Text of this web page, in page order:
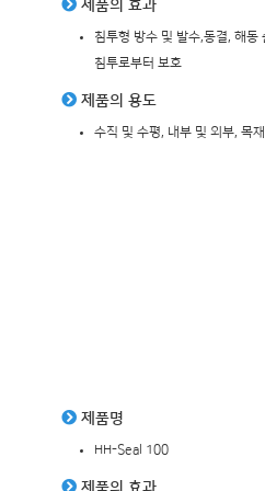
제품의 효과
침투형 방수 및 발수,동결, 해
침투로부터 보호
제품의 용도
수직 및 수평, 내부 및 외부, 목
제품명
HH-Seal 100